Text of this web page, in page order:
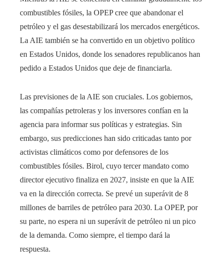
combustibles fósiles, la OPEP cree que abandonar el
petróleo y el gas desestabilizará los mercados energéticos.
La AIE también se ha convertido en un objetivo político
en Estados Unidos, donde los senadores republicanos han
pedido a Estados Unidos que deje de financiarla.
Las previsiones de la AIE son cruciales. Los gobiernos,
las compañías petroleras y los inversores confían en la
agencia para informar sus políticas y estrategias. Sin
embargo, sus predicciones han sido criticadas tanto por
activistas climáticos como por defensores de los
combustibles fósiles. Birol, cuyo tercer mandato como
director ejecutivo finaliza en 2027, insiste en que la AIE
va en la dirección correcta. Se prevé un superávit de 8
millones de barriles de petróleo para 2030. La OPEP, por
su parte, no espera ni un superávit de petróleo ni un pico
de la demanda. Como siempre, el tiempo dará la
respuesta.